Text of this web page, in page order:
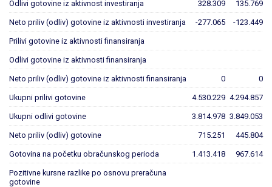
Odlivi gotovine iz aktivnost investiranja 328.309 135.769
Neto priliv (odliv) gotovine iz aktivnosti investiranja -277.065 -123.449
Prilivi gotovine iz aktivnosti finansiranja
Odlivi gotovine iz aktivnosti finansiranja
Neto priliv (odliv) gotovine iz aktivnosti finansiranja 0 0
Ukupni prilivi gotovine 4.530.229 4.294.857
Ukupni odlivi gotovine 3.814.978 3.849.053
Neto priliv (odliv) gotovine 715.251 445.804
Gotovina na početku obračunskog perioda 1.413.418 967.614
Pozitivne kursne razlike po osnovu preračuna
gotovine